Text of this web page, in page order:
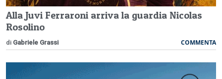
Alla Juvi Ferraroni arriva la guardia Nicolas
Rosolino
di Gabriele Grassi COMMENTA